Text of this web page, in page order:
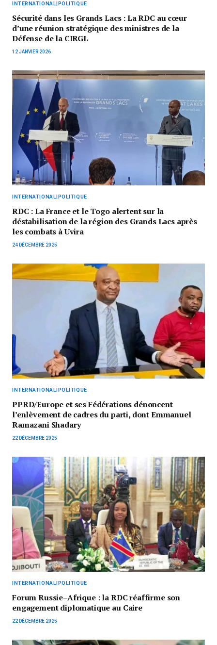
INTERNATIONAL|POLITIQUE
Sécurité dans les Grands Lacs : La RDC au cœur
d’une réunion stratégique des ministres de la
Défense de la CIRGL
12 JANVIER 2026
INTERNATIONAL|POLITIQUE
RDC : La France et le Togo alertent sur la
déstabilisation de la région des Grands Lacs après
les combats à Uvira
24 DÉCEMBRE 2025
INTERNATIONAL|POLITIQUE
PPRD/Europe et ses Fédérations dénoncent
l’enlèvement de cadres du parti, dont Emmanuel
Ramazani Shadary
22 DÉCEMBRE 2025
INTERNATIONAL|POLITIQUE
Forum Russie–Afrique : la RDC réaffirme son
engagement diplomatique au Caire
22 DÉCEMBRE 2025